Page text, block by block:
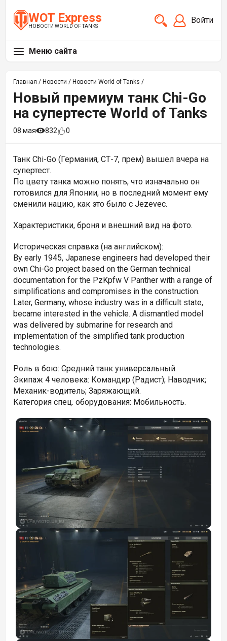
WOT Express
НОВОСТИ WORLD OF TANKS
Войти
Меню сайта
Главная / Новости / Новости World of Tanks /
Новый премиум танк Chi-Go
на супертесте World of Tanks
08 мая 832 0
Танк Chi-Go (Германия, СТ-7, прем) вышел вчера на
супертест.
По цвету танка можно понять, что изначально он
готовился для Японии, но в последний момент ему
сменили нацию, как это было с Jezevec.
Характеристики, броня и внешний вид на фото.
Историческая справка (на английском):
By early 1945, Japanese engineers had developed their
own Chi-Go project based on the German technical
documentation for the PzKpfw V Panther with a range of
simplifications and compromises in the construction.
Later, Germany, whose industry was in a difficult state,
became interested in the vehicle. A dismantled model
was delivered by submarine for research and
implementation of the simplified tank production
technologies.
Роль в бою: Средний танк универсальный.
Экипаж 4 человека: Командир (Радист); Наводчик;
Механик-водитель; Заряжающий.
Категория спец. оборудования: Мобильность.